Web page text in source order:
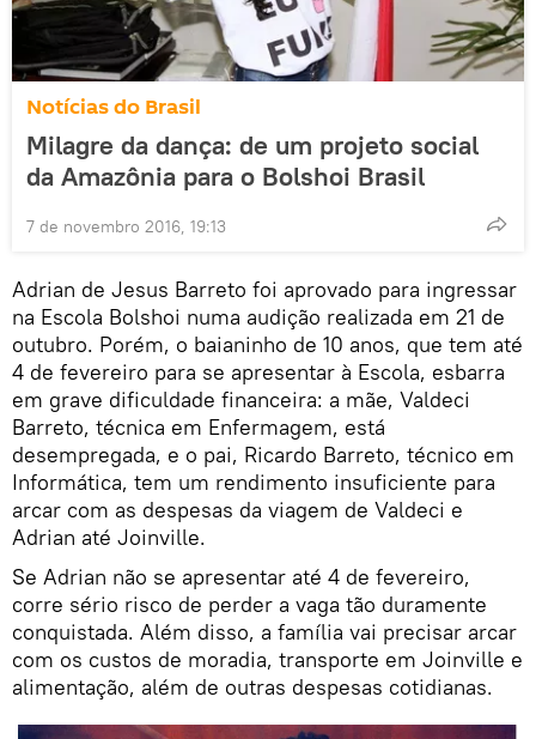
Notícias do Brasil
Milagre da dança: de um projeto social
da Amazônia para o Bolshoi Brasil
7 de novembro 2016, 19:13
Adrian de Jesus Barreto foi aprovado para ingressar
na Escola Bolshoi numa audição realizada em 21 de
outubro. Porém, o baianinho de 10 anos, que tem até
4 de fevereiro para se apresentar à Escola, esbarra
em grave dificuldade financeira: a mãe, Valdeci
Barreto, técnica em Enfermagem, está
desempregada, e o pai, Ricardo Barreto, técnico em
Informática, tem um rendimento insuficiente para
arcar com as despesas da viagem de Valdeci e
Adrian até Joinville.
Se Adrian não se apresentar até 4 de fevereiro,
corre sério risco de perder a vaga tão duramente
conquistada. Além disso, a família vai precisar arcar
com os custos de moradia, transporte em Joinville e
alimentação, além de outras despesas cotidianas.